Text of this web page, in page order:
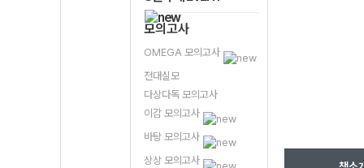
모의고사
OMEGA 모의고사
전대실모
다상다독 모의고사
이감 모의고사
바탕 모의고사
상상 모의고사